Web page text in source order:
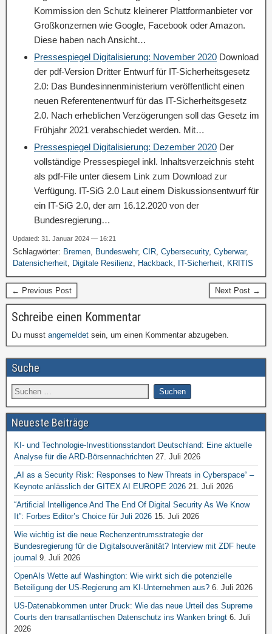
Kommission den Schutz kleinerer Plattformanbieter vor
Großkonzernen wie Google, Facebook oder Amazon.
Diese haben nach Ansicht…
Pressespiegel Digitalisierung: November 2020 Download
der pdf-Version Dritter Entwurf für IT-Sicherheitsgesetz
2.0: Das Bundesinnenministerium veröffentlicht einen
neuen Referentenentwurf für das IT-Sicherheitsgesetz
2.0. Nach erheblichen Verzögerungen soll das Gesetz im
Frühjahr 2021 verabschiedet werden. Mit…
Pressespiegel Digitalisierung: Dezember 2020 Der
vollständige Pressespiegel inkl. Inhaltsverzeichnis steht
als pdf-File unter diesem Link zum Download zur
Verfügung. IT-SiG 2.0 Laut einem Diskussionsentwurf für
ein IT-SiG 2.0, der am 16.12.2020 von der
Bundesregierung…
Updated: 31. Januar 2024 — 16:21
Schlagwörter: Bremen, Bundeswehr, CIR, Cybersecurity, Cyberwar,
Datensicherheit, Digitale Resilienz, Hackback, IT-Sicherheit, KRITIS
← Previous Post Next Post →
Schreibe einen Kommentar
Du musst angemeldet sein, um einen Kommentar abzugeben.
Suche
Neueste Beiträge
KI- und Technologie-Investitionsstandort Deutschland: Eine aktuelle
Analyse für die ARD-Börsennachrichten 27. Juli 2026
„AI as a Security Risk: Responses to New Threats in Cyberspace“ –
Keynote anlässlich der GITEX AI EUROPE 2026 21. Juli 2026
“Artificial Intelligence And The End Of Digital Security As We Know
It”: Forbes Editor’s Choice für Juli 2026 15. Juli 2026
Wie wichtig ist die neue Rechenzentrumsstrategie der
Bundesregierung für die Digitalsouveränität? Interview mit ZDF heute
journal 9. Juli 2026
OpenAIs Wette auf Washington: Wie wirkt sich die potenzielle
Beteiligung der US-Regierung am KI-Unternehmen aus? 6. Juli 2026
US-Datenabkommen unter Druck: Wie das neue Urteil des Supreme
Courts den transatlantischen Datenschutz ins Wanken bringt 6. Juli
2026